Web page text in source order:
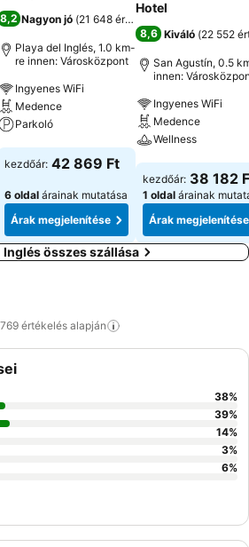
)
8,2 Nagyon jó (21 648 értékelés
Playa del Inglés, 1.0 km-
re innen: Városközpont
Ingyenes WiFi
Medence
Parkoló
Árak megjelenítése
kezdőár: 42 869 Ft
6 oldal árainak mutatása
Árak megjelenítése
Hotel
8,6 Kiváló (22 552
San Agustín, 0.5
innen:
Ingyenes WiFi
Medence
Wellness
Árak
kezdőár: 38 182
1 oldal árainak
Árak megjelenítése
Inglés összes szállása
értékelés alapján
38%
39%
14%
3%
6%